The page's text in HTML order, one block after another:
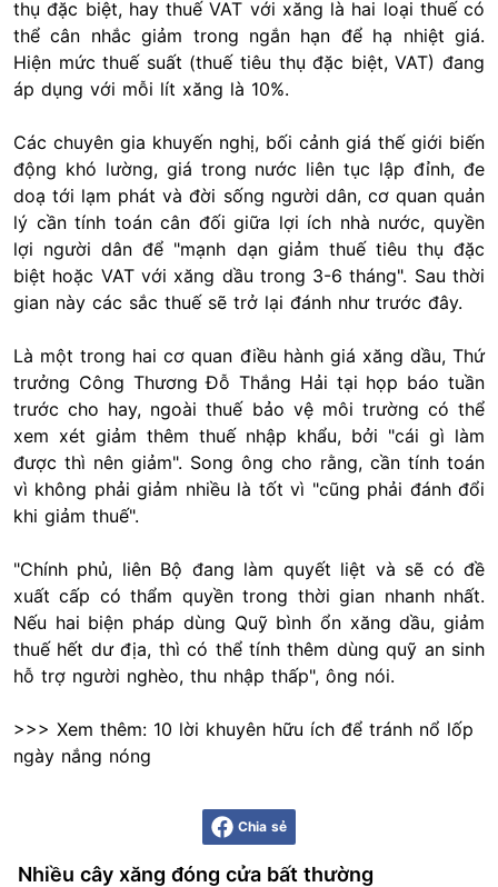
thụ đặc biệt, hay thuế VAT với xăng là hai loại thuế có
thể cân nhắc giảm trong ngắn hạn để hạ nhiệt giá.
Hiện mức thuế suất (thuế tiêu thụ đặc biệt, VAT) đang
áp dụng với mỗi lít xăng là 10%.
Các chuyên gia khuyến nghị, bối cảnh giá thế giới biến
động khó lường, giá trong nước liên tục lập đỉnh, đe
doạ tới lạm phát và đời sống người dân, cơ quan quản
lý cần tính toán cân đối giữa lợi ích nhà nước, quyền
lợi người dân để "mạnh dạn giảm thuế tiêu thụ đặc
biệt hoặc VAT với xăng dầu trong 3-6 tháng". Sau thời
gian này các sắc thuế sẽ trở lại đánh như trước đây.
Là một trong hai cơ quan điều hành giá xăng dầu, Thứ
trưởng Công Thương Đỗ Thắng Hải tại họp báo tuần
trước cho hay, ngoài thuế bảo vệ môi trường có thể
xem xét giảm thêm thuế nhập khẩu, bởi "cái gì làm
được thì nên giảm". Song ông cho rằng, cần tính toán
vì không phải giảm nhiều là tốt vì "cũng phải đánh đổi
khi giảm thuế".
"Chính phủ, liên Bộ đang làm quyết liệt và sẽ có đề
xuất cấp có thẩm quyền trong thời gian nhanh nhất.
Nếu hai biện pháp dùng Quỹ bình ổn xăng dầu, giảm
thuế hết dư địa, thì có thể tính thêm dùng quỹ an sinh
hỗ trợ người nghèo, thu nhập thấp", ông nói.
>>> Xem thêm: 10 lời khuyên hữu ích để tránh nổ lốp
ngày nắng nóng
Chia sẻ
Nhiều cây xăng đóng cửa bất thường